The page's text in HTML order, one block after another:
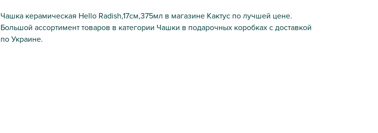
Чашка керамическая Hello Radish,17см,375мл в магазине Кактус по лучшей цене.
Большой ассортимент товаров в категории Чашки в подарочных коробках с доставкой
по Украине.